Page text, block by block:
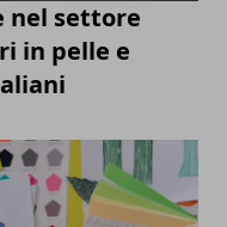
nel settore
in pelle e